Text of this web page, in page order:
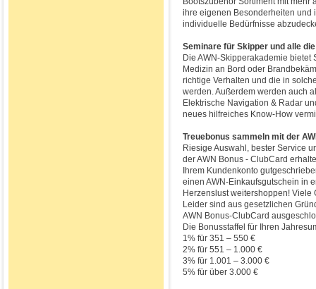
ihre eigenen Besonderheiten und
individuelle Bedürfnisse
Seminare für Skipper und alle
Die AWN-Skipperakademie
Medizin an Bord oder
richtige Verhalten und die in
werden. Außerdem werden auch
Elektrische Navigation & Radar
neues hilfreiches Know-How
Treuebonus sammeln mit der
Riesige Auswahl, bester Service
der AWN Bonus - ClubCard
Ihrem Kundenkonto
einen AWN-Einkaufsgutschein in
Herzenslust weitershoppen! Viele
Leider sind aus gesetzlichen
AWN Bonus-ClubCard
Die Bonusstaffel für Ihren
1% für 351 – 550 €
2% für 551 – 1.000 €
3% für 1.001 – 3.000 €
5% für über 3.000 €